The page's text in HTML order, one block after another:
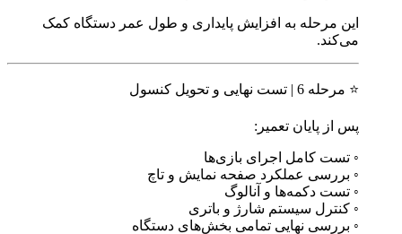
این مرحله به افزایش پایداری و طول عمر دستگاه کمک
می‌کند.
⭐ مرحله 6 | تست نهایی و تحویل کنسول
پس از پایان تعمیر:
◦ تست کامل اجرای بازی‌ها
◦ بررسی عملکرد صفحه نمایش و تاچ
◦ تست دکمه‌ها و آنالوگ
◦ کنترل سیستم شارژ و باتری
◦ بررسی نهایی تمامی بخش‌های دستگاه